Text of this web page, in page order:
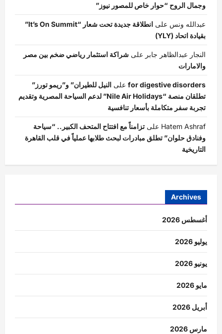
وجمال الروح “حوار خاص للمصور نيوز”
عبدالله ونس على
انطلاقة جديدة تحت شعار “It’s On Summit”
بقيادة اتحاد (YLY)
النجار عبدالظاهر جابر على شراكة استثمار رياضي ضخم بين مصر
والامارات
for digestive disorders على النيل للطيران” و”ريمو تورز”
تطلقان منصة “Nile Air Holidays” لدعم السياحة المصرية وتقديم
تجربة سفر متكاملة بأسعار تنافسية
Hatem Ashraf على تزامناً مع افتتاح المتحف الكبير.. “سياحة
وفنادق حلوان” تطلق مبادرات لبحث طلابها عملياً في قلب القاهرة
التاريخية
Archives
أغسطس 2026
يوليو 2026
يونيو 2026
مايو 2026
أبريل 2026
مارس 2026